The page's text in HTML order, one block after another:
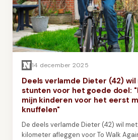
14 december 2025
Deels verlamde Dieter (42)
stunten voor het goede doel:
mijn kinderen voor het eerst
knuffelen"
De deels verlamde Dieter (42) wil
kilometer afleggen voor To Walk